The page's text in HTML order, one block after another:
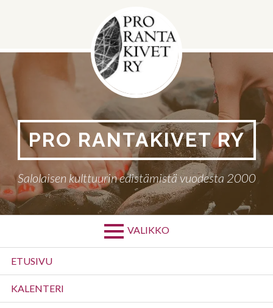
PRO RANTAKIVET RY
Salolaisen kulttuurin edistämistä vuodesta 2000
VALIKKO
Ensisijainen
valikko
ETUSIVU
KALENTERI